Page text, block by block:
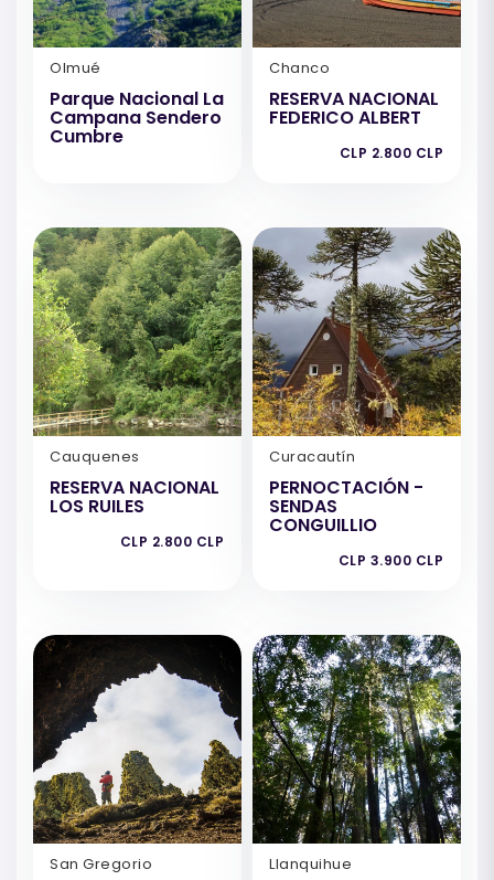
Olmué
Parque Nacional La
Campana Sendero
Cumbre
Chanco
RESERVA NACIONAL
FEDERICO ALBERT
CLP 2.800 CLP
Cauquenes
RESERVA NACIONAL
LOS RUILES
CLP 2.800 CLP
Curacautín
PERNOCTACIÓN -
SENDAS
CONGUILLIO
CLP 3.900 CLP
San Gregorio Llanquihue